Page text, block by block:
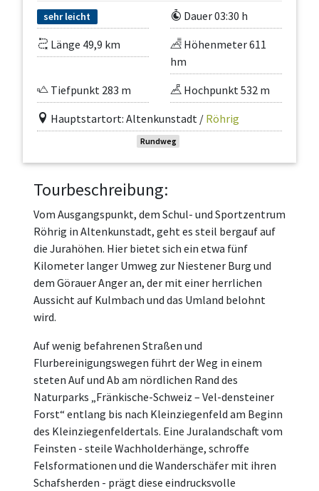
sehr leicht
Dauer 03:30 h
Länge 49,9 km
Höhenmeter 611
hm
Tiefpunkt 283 m
Hochpunkt 532 m
Hauptstartort: Altenkunstadt / Röhrig
Rundweg
Tourbeschreibung:
Vom Ausgangspunkt, dem Schul- und Sportzentrum
Röhrig in Altenkunstadt, geht es steil bergauf auf
die Jurahöhen. Hier bietet sich ein etwa fünf
Kilometer langer Umweg zur Niestener Burg und
dem Görauer Anger an, der mit einer herrlichen
Aussicht auf Kulmbach und das Umland belohnt
wird.
Auf wenig befahrenen Straßen und
Flurbereinigungswegen führt der Weg in einem
steten Auf und Ab am nördlichen Rand des
Naturparks „Fränkische-Schweiz – Vel-densteiner
Forst“ entlang bis nach Kleinziegenfeld am Beginn
des Kleinziegenfeldertals. Eine Juralandschaft vom
Feinsten - steile Wachholderhänge, schroffe
Felsformationen und die Wanderschäfer mit ihren
Schafsherden - prägt diese eindrucksvolle